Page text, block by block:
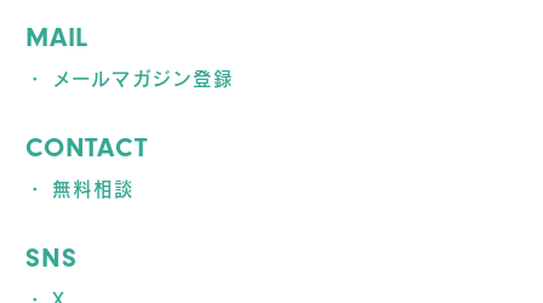
MAIL
メールマガジン登録
CONTACT
無料相談
SNS
X